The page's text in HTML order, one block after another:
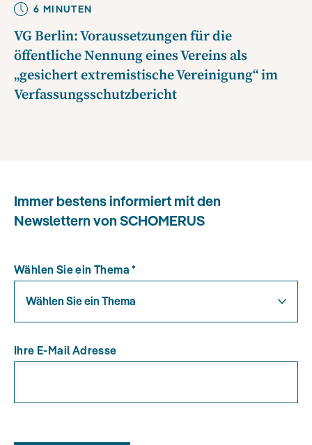
6 MINUTEN
VG Berlin: Voraussetzungen für die
öffentliche Nennung eines Vereins als
„gesichert extremistische Vereinigung“ im
Verfassungsschutzbericht
Immer bestens informiert mit den
Newslettern von SCHOMERUS
Wählen Sie ein Thema *
Wählen Sie ein Thema
Ihre E-Mail Adresse